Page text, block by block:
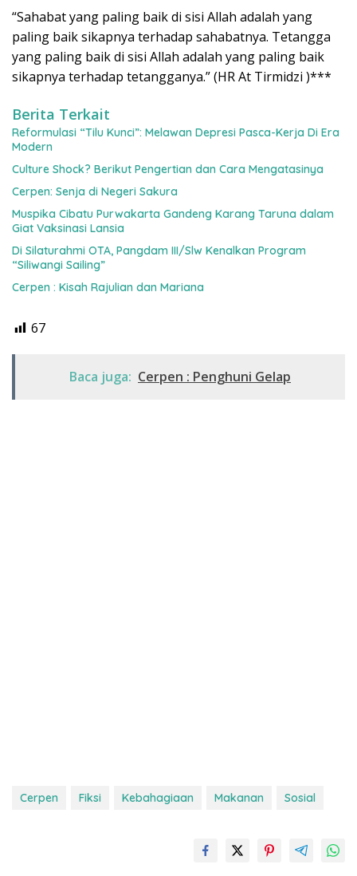
“Sahabat yang paling baik di sisi Allah adalah yang
paling baik sikapnya terhadap sahabatnya. Tetangga
yang paling baik di sisi Allah adalah yang paling baik
sikapnya terhadap tetangganya.” (HR At Tirmidzi )***
Berita Terkait
Reformulasi “Tilu Kunci”: Melawan Depresi Pasca-Kerja Di Era
Modern
Culture Shock? Berikut Pengertian dan Cara Mengatasinya
Cerpen: Senja di Negeri Sakura
Muspika Cibatu Purwakarta Gandeng Karang Taruna dalam
Giat Vaksinasi Lansia
Di Silaturahmi OTA, Pangdam III/Slw Kenalkan Program
“Siliwangi Sailing”
Cerpen : Kisah Rajulian dan Mariana
67
Baca juga: Cerpen : Penghuni Gelap
Cerpen Fiksi Kebahagiaan Makanan Sosial